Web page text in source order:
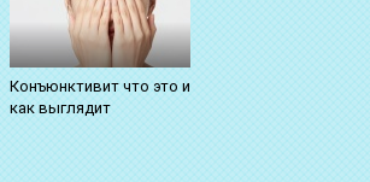
Конъюнктивит что это и
как выглядит